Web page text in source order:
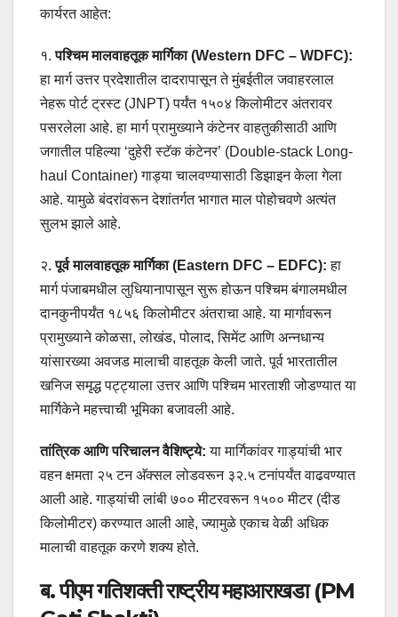
कार्यरत आहेत:
१.पश्चिम मालवाहतूक मार्गिका (Western DFC – WDFC):
हा मार्ग उत्तर प्रदेशातील दादरापासून ते मुंबईतील जवाहरलाल
नेहरू पोर्ट ट्रस्ट (JNPT) पर्यंत १५०४ किलोमीटर अंतरावर
पसरलेला आहे. हा मार्ग प्रामुख्याने कंटेनर वाहतुकीसाठी आणि
जगातील पहिल्या ‘दुहेरी स्टॅक कंटेनर’ (Double-stack Long-
haul Container) गाड्या चालवण्यासाठी डिझाइन केला गेला
आहे. यामुळे बंदरांवरून देशांतर्गत भागात माल पोहोचवणे अत्यंत
सुलभ झाले आहे.
२.पूर्व मालवाहतूक मार्गिका (Eastern DFC – EDFC): हा
मार्ग पंजाबमधील लुधियानापासून सुरू होऊन पश्चिम बंगालमधील
दानकुनीपर्यंत १८५६ किलोमीटर अंतराचा आहे. या मार्गावरून
प्रामुख्याने कोळसा, लोखंड, पोलाद, सिमेंट आणि अन्नधान्य
यांसारख्या अवजड मालाची वाहतूक केली जाते. पूर्व भारतातील
खनिज समृद्ध पट्ट्याला उत्तर आणि पश्चिम भारताशी जोडण्यात या
मार्गिकेने महत्त्वाची भूमिका बजावली आहे.
तांत्रिक आणि परिचालन वैशिष्ट्ये: या मार्गिकांवर गाड्यांची भार
वहन क्षमता २५ टन अ‍ॅक्सल लोडवरून ३२.५ टनांपर्यंत वाढवण्यात
आली आहे. गाड्यांची लांबी ७०० मीटरवरून १५०० मीटर (दीड
किलोमीटर) करण्यात आली आहे, ज्यामुळे एकाच वेळी अधिक
मालाची वाहतूक करणे शक्य होते.
ब. पीएम गतिशक्ती राष्ट्रीय महाआराखडा (PM